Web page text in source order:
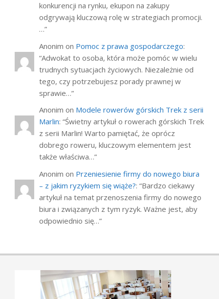
konkurencji na rynku, ekupon na zakupy
odgrywają kluczową rolę w strategiach promocji.
…”
Anonim on Pomoc z prawa gospodarczego:
“Adwokat to osoba, która może pomóc w wielu
trudnych sytuacjach życiowych. Niezależnie od
tego, czy potrzebujesz porady prawnej w
sprawie…”
Anonim on Modele rowerów górskich Trek z serii
Marlin: “Świetny artykuł o rowerach górskich Trek
z serii Marlin! Warto pamiętać, że oprócz
dobrego roweru, kluczowym elementem jest
także właściwa…”
Anonim on Przeniesienie firmy do nowego biura
– z jakim ryzykiem się wiąże?: “Bardzo ciekawy
artykuł na temat przenoszenia firmy do nowego
biura i związanych z tym ryzyk. Ważne jest, aby
odpowiednio się…”